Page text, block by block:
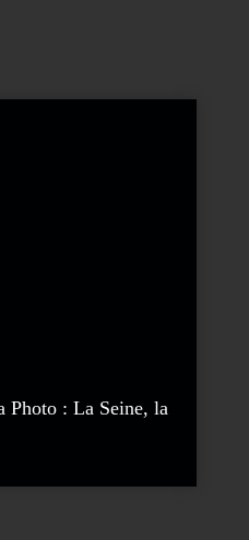
Photo : La Seine, la